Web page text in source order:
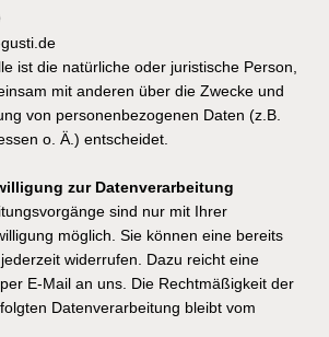
ist die natürliche oder juristische Person,
mit anderen über die Zwecke und
von personenbezogenen Daten (z.B.
o. Ä.) entscheidet.
zur Datenverarbeitung
sind nur mit Ihrer
möglich. Sie können eine bereits
widerrufen. Dazu reicht eine
E-Mail an uns. Die Rechtmäßigkeit der
Datenverarbeitung bleibt vom